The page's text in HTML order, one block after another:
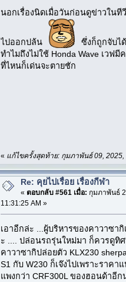
นอกเรื่องนิดเมื่อวันก่อนดูข่าวในที
ไปออกปล้น
ซึ่งก็ถูกจับไ
ทำไมถึงไม่ใช้ Honda Wave เวฟ
ที่ไหนก็เด่นจะตายชัก
« แก้ไขครั้งสุดท้าย: กุมภาพันธ์ 09, 2025,
Re: คุยไปเรื่อย เรื่องกีฬา
« ตอบกลับ #561 เมื่อ: กุมภาพันธ์
11:31:25 AM »
เอาอีกล่ะ ...ผู้บริหารของคาวาซา
ะ .... ปล่อนรถรุ่นใหม่มา ก็ควรดูทิ
คาวาซากิปล่อยตัว KLX230
S1 กับ W230 ก็เจ๊งไปเพราะราค
แพงกว่า CRF300L ของฮอนด้าอี